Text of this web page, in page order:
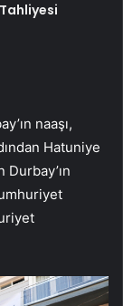
naaşı,
Hatuniye
Durbay’ın